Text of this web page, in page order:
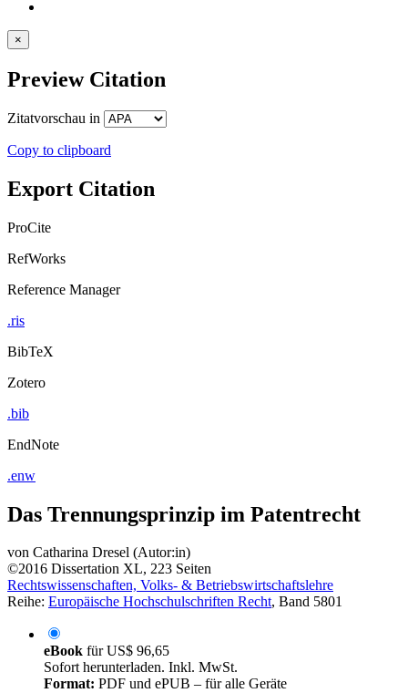
×
Preview Citation
Zitatvorschau in
Copy to clipboard
Export Citation
ProCite
RefWorks
Reference Manager
.ris
BibTeX
Zotero
.bib
EndNote
.enw
Das Trennungsprinzip im Patentrecht
von Catharina Dresel (Autor:in)
©2016 Dissertation XL, 223 Seiten
Rechtswissenschaften, Volks- & Betriebswirtschaftslehre
Reihe: Europäische Hochschulschriften Recht, Band 5801
eBook fürUS$ 96,65
Sofort herunterladen. Inkl. MwSt.
Format: PDF und ePUB – für alle Geräte